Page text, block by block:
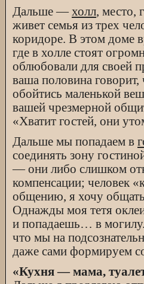
Дальше —холл, место,
живет семья из трех
коридоре. В этом доме
где в холле стоят
облюбовали для своей
ваша половина
обойтись маленькой
вашей чрезмерной
«Хватит гостей, они
Дальше мы попадаем в
соединять зону
— они либо слишком
компенсации; человек
общению, я хочу
Однажды моя тетя
и попадаешь… в могилу.
что мы на
даже сами формируем
«Кухня — мама,